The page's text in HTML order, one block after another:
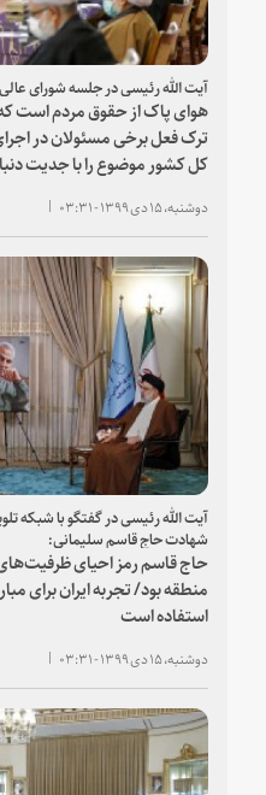
آیت الله رئیسی در جلسه شورای
هوای پاک از حقوق مردم است که
‌ترک فعل برخی مسئولان در
کل کشور موضوع را با جدیت
دوشنبه، ۱۵ دی ۱۳۹۹ - ۰۳:۳۱
آیت الله رئیسی در گفتگو با شبکه
شهادت حاج قاسم سلیمانی:
حاج قاسم رمز احیای
منطقه بود/ تجربه ایران برای
استفاده است
دوشنبه، ۱۵ دی ۱۳۹۹ - ۰۳:۳۱